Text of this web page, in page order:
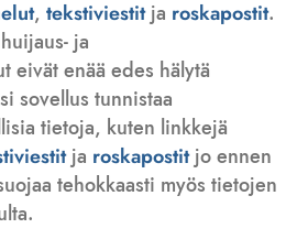
, tekstiviestitja roskapostit.
ja
eivät enää edes hälytä
sovellus tunnistaa
tietoja, kuten linkkejä
ja roskapostitjo ennen
tehokkaasti myös tietojen